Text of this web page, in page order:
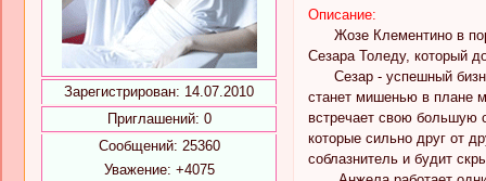
Зарегистрирован: 14.07.2010
Приглашений: 0
Сообщений: 25360
Уважение: +4075
Описание:
Жозе Клементино в
Сезара Толеду, который
Сезар - успешный
станет мишенью в плане
встречает свою большую
которые сильно друг от
соблазнитель и будит